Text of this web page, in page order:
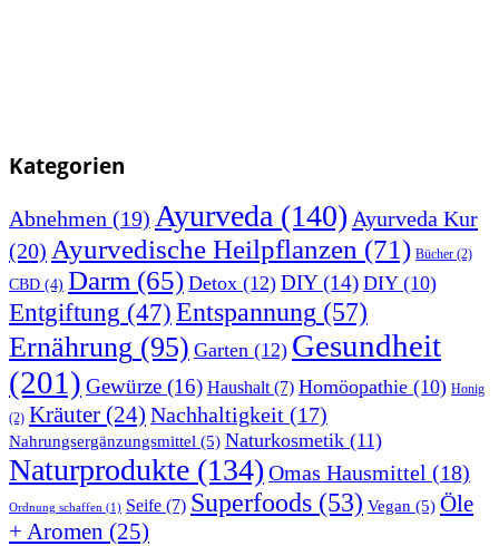
Kategorien
Abnehmen (19) Ayurveda (140) Ayurveda Kur
(20) Ayurvedische Heilpflanzen (71) Bücher (2)
CBD (4) Darm (65) Detox (12) DIY(14) DIY(10)
Entgiftung (47)Entspannung (57)
Ernährung (95) Garten (12) Gesundheit
(201) Gewürze (16) Haushalt(7) Homöopathie (10) Honig
(2) Kräuter (24) Nachhaltigkeit (17)
Nahrungsergänzungsmittel (5) Naturkosmetik (11)
Naturprodukte (134) Omas Hausmittel (18)
Ordnung schaffen (1) Seife (7) Superfoods (53) Vegan (5) Öle
+ Aromen (25)